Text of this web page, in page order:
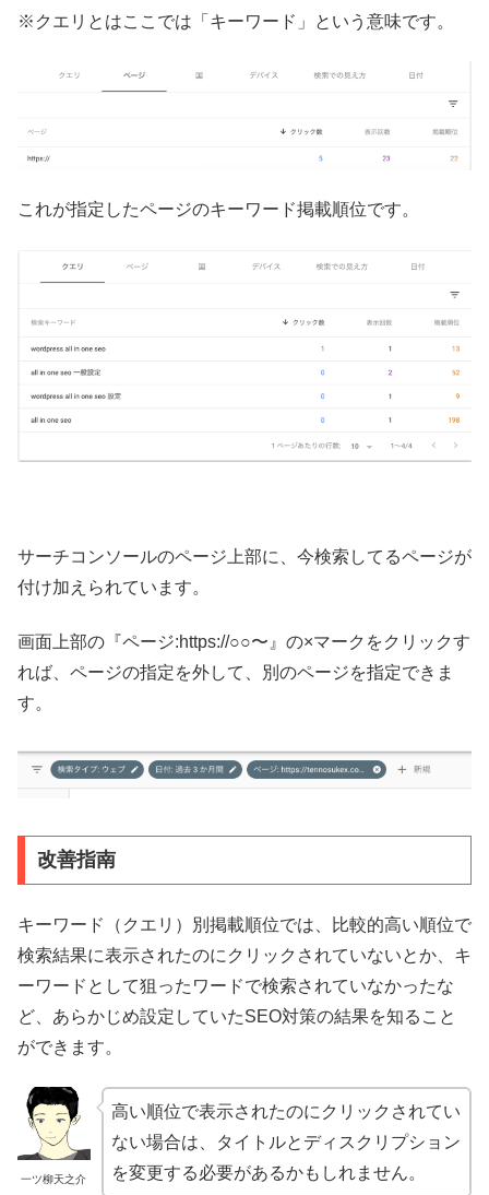
※クエリとはここでは「キーワード」という意味です。
これが指定したページのキーワード掲載順位です。
サーチコンソールのページ上部に、今検索してるページが
付け加えられています。
画面上部の『ページ:https://○○〜』の×マークをクリックす
れば、ページの指定を外して、別のページを指定できま
す。
改善指南
キーワード（クエリ）別掲載順位では、比較的高い順位で
検索結果に表示されたのにクリックされていないとか、キ
ーワードとして狙ったワードで検索されていなかったな
ど、あらかじめ設定していたSEO対策の結果を知ること
ができます。
一ツ柳天之介
高い順位で表示されたのにクリックされてい
ない場合は、タイトルとディスクリプション
を変更する必要があるかもしれません。